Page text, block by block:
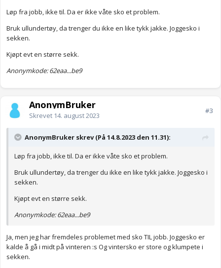
Løp fra jobb, ikke til. Da er ikke våte sko et problem.
Bruk ullundertøy, da trenger du ikke en like tykk jakke. Joggesko i
sekken.
Kjøpt evt en større sekk.
Anonymkode: 62eaa...be9
AnonymBruker
Skrevet 14. august 2023
#3
AnonymBruker skrev (På 14.8.2023 den 11.31):
Løp fra jobb, ikke til. Da er ikke våte sko et problem.
Bruk ullundertøy, da trenger du ikke en like tykk jakke. Joggesko i
sekken.
Kjøpt evt en større sekk.
Anonymkode: 62eaa...be9
Ja, men jeg har fremdeles problemet med sko TIL jobb. Joggesko er
kalde å gå i midt på vinteren :s Og vintersko er store og klumpete i
sekken.